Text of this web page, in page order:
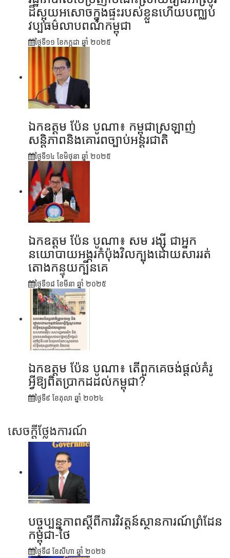
ដ៏ស្អុយអសោចក្នុងផ្ទះរបស់ខ្លួនហើយបញ្ឈប់
វប្បធម៌លាបពណ៌កម្ពុជា
ថ្ងៃទី១១ ខែ​កក្កដា ឆ្នាំ ២០២៥
ឯកឧត្តម ប៉ែន បូណា៖ កម្ពុជាស្រឡាញ់
សន្តិភាពនិងគោរពច្បាប់អន្តរជាតិ
ថ្ងៃទី១៤ ខែ​មិថុនា ឆ្នាំ ២០២៥
ឯកឧត្តម ប៉ែន បូណា៖ សម រង្ស៊ី ជាអ្នក
នយោបាយអង្ករកំប៉ុងវិលក្បុងដោយសាររត់
តោងកន្ទុយក្បិនគេ
ថ្ងៃទី១៨ ខែ​មីនា ឆ្នាំ ២០២៥
ឯកឧត្តម ប៉ែន បូណា៖ តើពួកគេចង់ផ្តល់គំរូ
អ្វីឱ្យពិតប្រាកដដល់កម្ពុជា?
ថ្ងៃទី៩ ខែ​តុលា ឆ្នាំ ២០២៤
សេចក្តីថ្លែងការណ៍
បច្ចុប្បន្នភាពស្ដីពីការវិវត្តន៍ស្ថានការណ៍ព្រំដែន
កម្ពុជា-ថៃ
ថ្ងៃទី៨ ខែ​សីហា ឆ្នាំ ២០២៦